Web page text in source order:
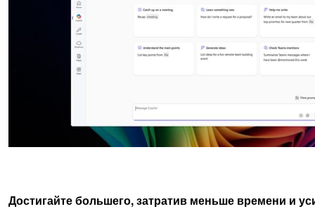
Достигайте большего, затратив меньше времени и